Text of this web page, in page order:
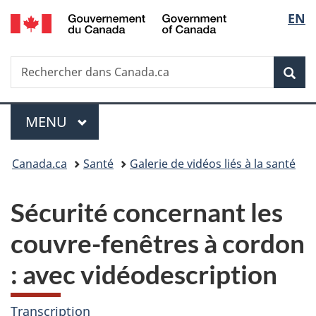
Passer
au
principal
Passer
à
Au
du
Passer
à
version
simplifiée
de
la
EN
Recherche
Rechercher
dans
Menu
MENU PRINCIPAL
Vous
ici :
Canada.ca Santé Galerie de vidéos liés à la santé
Sécurité concernant les
couvre-fenêtres à cordon
: avec vidéodescription
Transcription